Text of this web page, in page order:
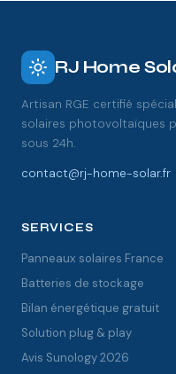
RJ Home
Artisan RGE certifié
solaires photovoltaïques
sous 24h.
contact@rj-home-solar.fr
SERVICES
Panneaux solaires France
Batteries de stockage
Bilan énergétique gratuit
Solution plug & play
Avis Sunology 2026